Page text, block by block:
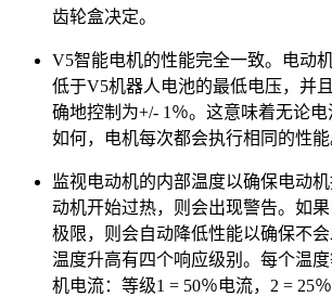
齿轮盒决定。
V5智能电机的性能完全一致。电动
低于V5机器人电池的最低电压，并
确地控制为+/- 1％。这意味着无论
如何，电机每次都会执行相同的性能
监视电动机的内部温度以确保电动
动机开始过热，则会出现警告。如
极限，则会自动降低性能以确保不
温度升高有四个响应级别。每个温
机电流：等级1 = 50％电流，2 = 25